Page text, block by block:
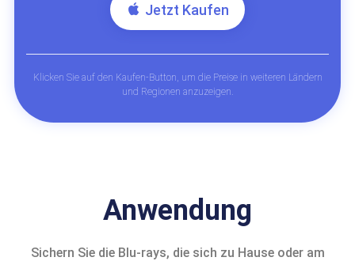
Jetzt Kaufen
Klicken Sie auf den Kaufen-Button, um die Preise in weiteren Ländern
und Regionen anzuzeigen.
Anwendung
Sichern Sie die Blu-rays, die sich zu Hause oder am